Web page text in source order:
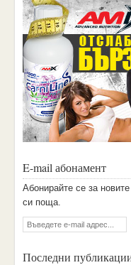
E-mail абонамент
Aбoниpaйтe ce зa
cи пoщa.
Последни